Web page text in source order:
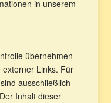
in unserem
übernehmen
Links. Für
ausschließlich
Inhalt dieser